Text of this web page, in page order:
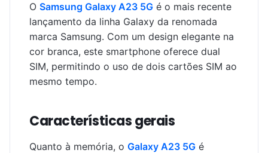
O Samsung Galaxy A23 5G é o mais recente
lançamento da linha Galaxy da renomada
marca Samsung. Com um design elegante na
cor branca, este smartphone oferece dual
SIM, permitindo o uso de dois cartões SIM ao
mesmo tempo.
Características gerais
Quanto à memória, o Galaxy A23 5G é